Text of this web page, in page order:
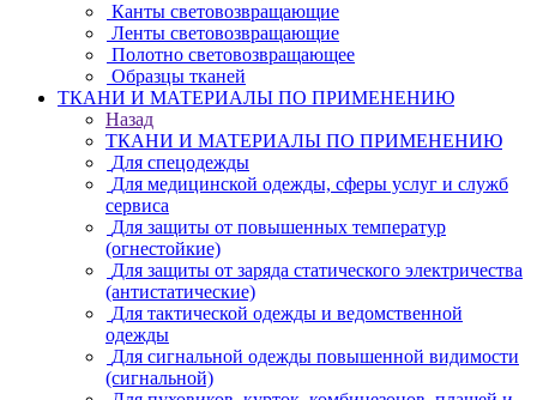
Канты световозвращающие
Ленты световозвращающие
Полотно световозвращающее
Образцы тканей
ТКАНИ И МАТЕРИАЛЫ ПО ПРИМЕНЕНИЮ
Назад
ТКАНИ И МАТЕРИАЛЫ ПО ПРИМЕНЕНИЮ
Для спецодежды
Для медицинской одежды, сферы услуг и служб
сервиса
Для защиты от повышенных температур
(огнестойкие)
Для защиты от заряда статического электричества
(антистатические)
Для тактической одежды и ведомственной
одежды
Для сигнальной одежды повышенной видимости
(сигнальной)